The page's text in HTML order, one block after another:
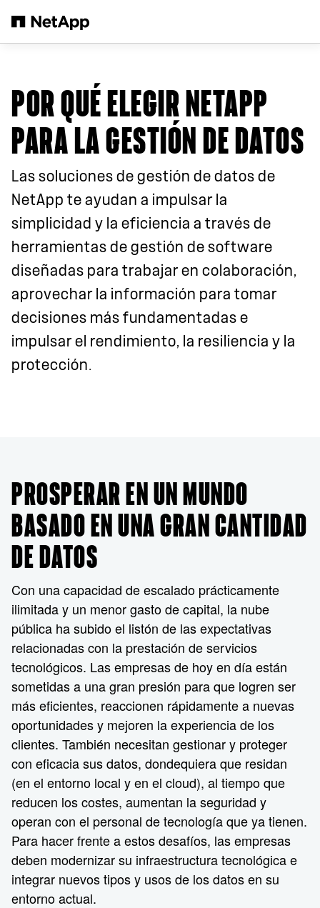
POR QUÉ ELEGIR NETAPP
PARA LA GESTIÓN DE DATOS
Las soluciones de gestión de datos de
NetApp te ayudan a impulsar la
simplicidad y la eficiencia a través de
herramientas de gestión de software
diseñadas para trabajar en colaboración,
aprovechar la información para tomar
decisiones más fundamentadas e
impulsar el rendimiento, la resiliencia y la
protección.
PROSPERAR EN UN MUNDO
BASADO EN UNA GRAN CANTIDAD
DE DATOS
Con una capacidad de escalado prácticamente
ilimitada y un menor gasto de capital, la nube
pública ha subido el listón de las expectativas
relacionadas con la prestación de servicios
tecnológicos. Las empresas de hoy en día están
sometidas a una gran presión para que logren ser
más eficientes, reaccionen rápidamente a nuevas
oportunidades y mejoren la experiencia de los
clientes. También necesitan gestionar y proteger
con eficacia sus datos, dondequiera que residan
(en el entorno local y en el cloud), al tiempo que
reducen los costes, aumentan la seguridad y
operan con el personal de tecnología que ya tienen.
Para hacer frente a estos desafíos, las empresas
deben modernizar su infraestructura tecnológica e
integrar nuevos tipos y usos de los datos en su
entorno actual.